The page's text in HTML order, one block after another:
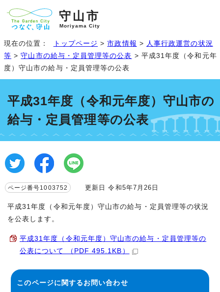
守山市
Moriyama City
現在の位置： トップページ >市政情報 > 人事行政運営の状況
等 >守山市の給与・定員管理等の公表 > 平成31年度（令和元年
度）守山市の給与・定員管理等の公表
平成31年度（令和元年度）守山市の
給与・定員管理等の公表
ページ番号1003752 更新日 令和5年7月26日
平成31年度（令和元年度）守山市の給与・定員管理等の状況
を公表します。
平成31年度（令和元年度）守山市の給与・定員管理等の
公表について （PDF 495.1KB）
このページに関するお問い合わせ